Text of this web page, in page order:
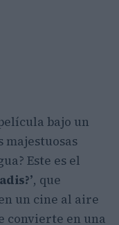
bajo un
majestuosas
Este es el
, que
un cine al aire
convierte en una